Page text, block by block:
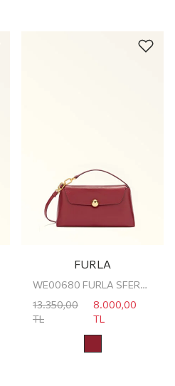
FURLA
WE00680 FURLA SFERA SOFT MINI CROSSBOD
13.350,00
TL
8.000,00
TL